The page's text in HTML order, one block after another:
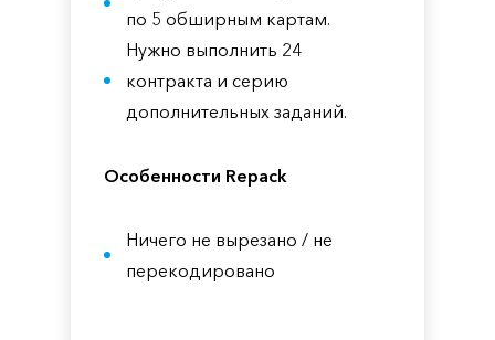
по 5 обширным картам.
Нужно выполнить 24
контракта и серию
дополнительных заданий.
Особенности Repack
Ничего не вырезано / не
перекодировано